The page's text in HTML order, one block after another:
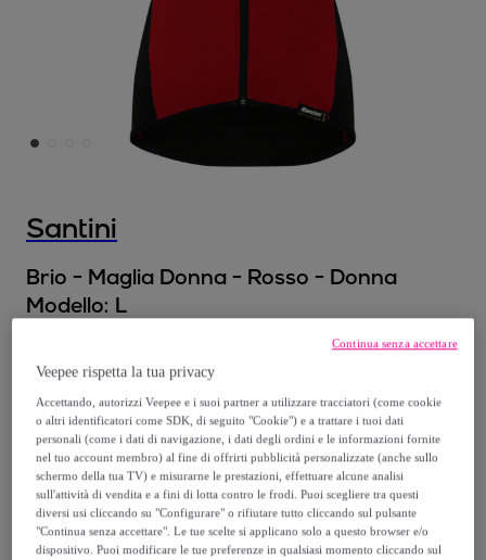
Santini
Brio - Maglia Donna - Rosso - Donna
Modello: L
34, 00 €
75, €
-54%
Venduto daSantini Cycling Wear
Veepee rispetta la tua privacy
Accettando, autorizzi Veepee e i suoi partner a utilizzare tracciatori (come cookie
o altri identificatori come SDK, di seguito "Cookie") e a trattare i tuoi dati
personali (come i dati di navigazione, i dati degli ordini e le informazioni fornite
nel tuo account membro) al fine di offrirti pubblicità personalizzate (anche sullo
schermo della tua TV) e misurarne le prestazioni, effettuare alcune analisi
sull'attività di vendita e a fini di lotta contro le frodi. Puoi scegliere tra questi
diversi usi cliccando su "Configurare" o rifiutare tutto cliccando sul pulsante
"Continua senza accettare". Le tue scelte si applicano solo a questo browser e/o
dispositivo. Puoi modificare le tue preferenze in qualsiasi momento cliccando sul
Continua senza accettare